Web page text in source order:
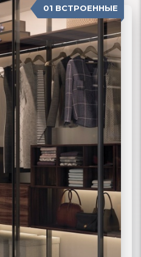
01 ВСТРОЕННЫЕ
02 РАДИУСНЫЕ